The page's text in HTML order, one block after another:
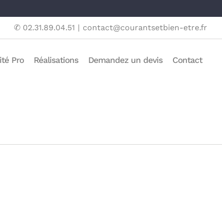
✆ 02.31.89.04.51 | contact@courantsetbien-etre.fr
Pro Réalisations Demandez un devis Contact